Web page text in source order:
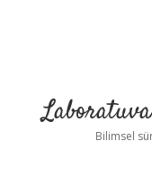
Bilimsel